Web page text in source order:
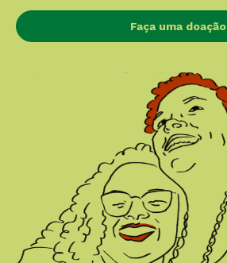
Faça uma doação